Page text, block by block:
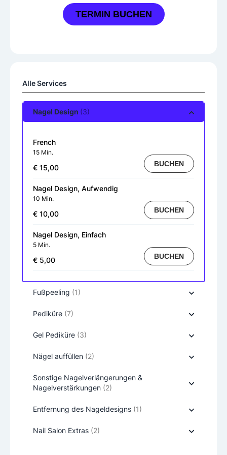
Alle Services
Nagel Design (3)
French
15 Min.
€ 15,00 BUCHEN
Nagel Design, Aufwendig
10 Min.
€ 10,00 BUCHEN
Nagel Design, Einfach
5 Min.
€ 5,00 BUCHEN
Fußpeeling (1)
Pediküre (7)
Gel Pediküre (3)
Nägel auffüllen (2)
Sonstige Nagelverlängerungen &
Nagelverstärkungen (2)
Entfernung des Nageldesigns (1)
Nail Salon Extras (2)
TERMIN BUCHEN